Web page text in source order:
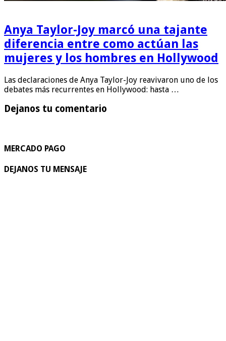
Anya Taylor-Joy marcó una tajante
diferencia entre como actúan las
mujeres y los hombres en Hollywood
Las declaraciones de Anya Taylor-Joy reavivaron uno de los
debates más recurrentes en Hollywood: hasta …
Dejanos tu comentario
MERCADO PAGO
DEJANOS TU MENSAJE